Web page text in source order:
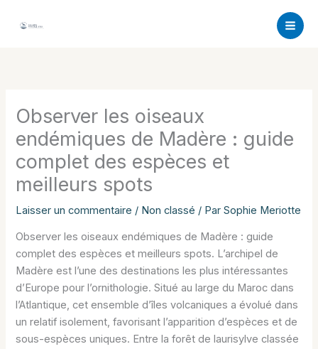
Observer les oiseaux
endémiques de Madère : guide
complet des espèces et
meilleurs spots
Laisser un commentaire / Non classé / ParSophie Meriotte
Observer les oiseaux endémiques de Madère : guide
complet des espèces et meilleurs spots. L’archipel de
Madère est l’une des destinations les plus intéressantes
d’Europe pour l’ornithologie. Situé au large du Maroc dans
l’Atlantique, cet ensemble d’îles volcaniques a évolué dans
un relatif isolement, favorisant l’apparition d’espèces et de
sous-espèces uniques. Entre la forêt de laurisylve classée